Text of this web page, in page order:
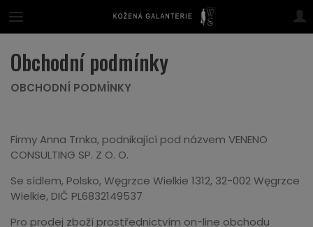
Obchodní podmínky
OBCHODNÍ PODMÍNKY
Firmy Anna Trnka, podnikající pod názvem VENENO
CONSULTING SP. Z O. O.
Se sídlem, Polsko, Węgrzce Wielkie 1312, 32-002 Węgrzce
Wielkie, DIČ PL6832149537
Pro prodej zboží prostřednictvím on-line obchodu